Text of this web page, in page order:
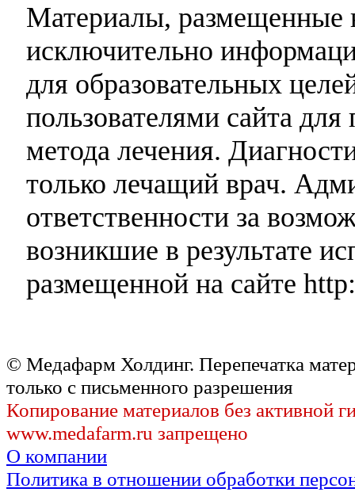
Материалы, размещенные
исключительно
для образовательных
пользователями сайта
метода лечения.
только лечащий врач.
ответственности за
возникшие в результате
размещенной на сайте
© Медафарм Холдинг. Перепечатка
только с письменного разрешения
Копирование материалов без активной
www.medafarm.ru запрещено
О компании
Политика в отношении обработки